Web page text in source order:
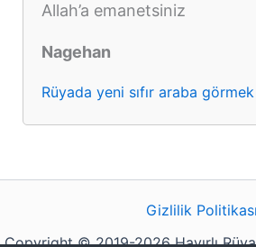
Allah’a emanetsiniz
Nagehan
Rüyada yeni sıfır araba görmek
Gizlilik Politikası
Copyright © 2019-2026 Hayırlı